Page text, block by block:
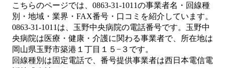
こちらのページでは、 0863-31-1011の事業者名・回線種
別・地域・業界・FAX番号・口コミを紹介しています。
0863-31-1011 は、 玉野中央病院の電話番号です。 玉野中
央病院は医療・健康・介護に関わる事業者で、所在地は
岡山県玉野市築港１丁目１５−３ です。
回線種別は固定電話で、番号提供事業者は西日本電信電